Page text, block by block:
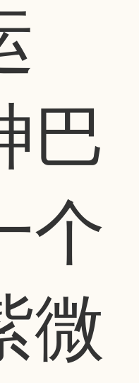
巴
个
微